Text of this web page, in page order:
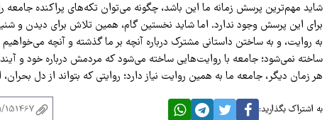
شاید مهم‌ترین پرسش زمانه ما این باشد، چگونه می‌توان تکه‌های پراکنده جامعه
برای این پرسش وجود ندارد. اما شاید نخستین گام، همین تلاش برای دیدن و
به روایت، و به ساختن داستانی مشترک درباره آنچه بر ما گذشته و آنچه می‌خواهیم
ساخته نمی‌شود؛ جامعه با روایت‌هایی ساخته می‌شود که مردمش درباره خود و
هر زمان دیگر، جامعه ما به همین روایت نیاز دارد؛ روایتی که بتواند از دل
به اشتراک بگذارید: